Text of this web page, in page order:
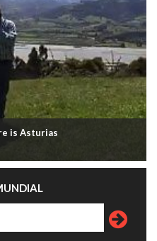
is Asturias